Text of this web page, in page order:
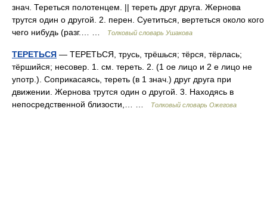
знач. Тереться полотенцем. || тереть друг друга. Жернова
трутся один о другой. 2. перен. Суетиться, вертеться около кого
чего нибудь (разг.… …
Толковый словарь Ушакова
ТЕРЕТЬСЯ — ТЕРЕТЬСЯ, трусь, трёшься; тёрся, тёрлась;
тёршийся; несовер. 1. см. тереть. 2. (1 ое лицо и 2 е лицо не
употр.). Соприкасаясь, тереть (в 1 знач.) друг друга при
движении. Жернова трутся один о другой. 3. Находясь в
непосредственной близости,… …
Толковый словарь Ожегова